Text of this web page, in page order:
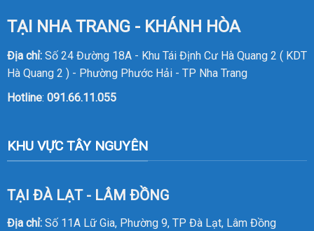
TẠI NHA TRANG - KHÁNH HÒA
Địa chỉ: Số 24 Đường 18A - Khu Tái Định Cư Hà Quang 2 ( KDT
Hà Quang 2 ) - Phường Phước Hải - TP Nha Trang
Hotline: 091.66.11.055
KHU VỰC TÂY NGUYÊN
TẠI ĐÀ LẠT - LÂM ĐỒNG
Địa chỉ:Số 11A Lữ Gia, Phường 9, TP Đà Lạt, Lâm Đồng